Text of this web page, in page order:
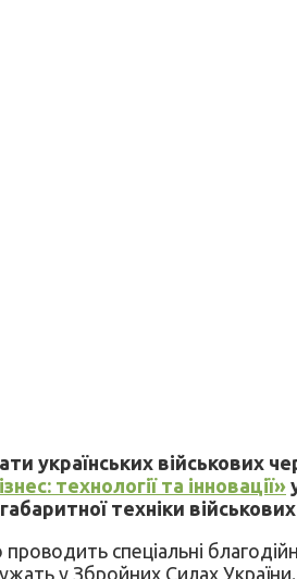
українських військових
технології та інновації»
техніки
спеціальні
у Збройних Силах України.